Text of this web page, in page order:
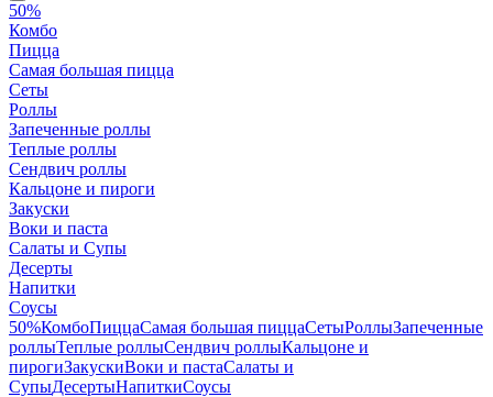
50%
Комбо
Пицца
Самая большая пицца
Сеты
Роллы
Запеченные роллы
Теплые роллы
Сендвич роллы
Кальцоне и пироги
Закуски
Воки и паста
Салаты и Супы
Десерты
Напитки
Соусы
50%КомбоПиццаСамая большая пиццаСетыРоллыЗапеченные
роллыТеплые роллыСендвич роллыКальцоне и
пирогиЗакускиВоки и пастаСалаты и
СупыДесертыНапиткиСоусы